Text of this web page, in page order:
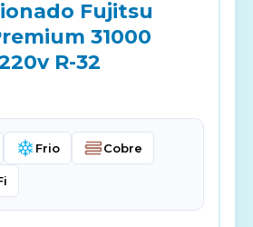
Fujitsu
31000
R-32
Frio Cobre